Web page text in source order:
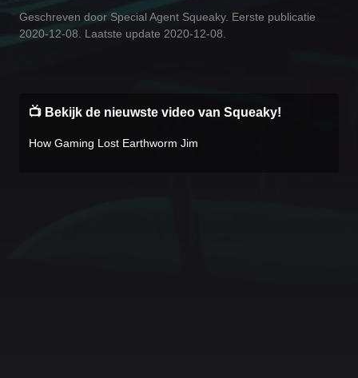
Geschreven door Special Agent Squeaky. Eerste publicatie
2020-12-08. Laatste update 2020-12-08.
📺 Bekijk de nieuwste video van Squeaky!
How Gaming Lost Earthworm Jim